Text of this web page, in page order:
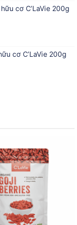
kết hợp cùng nguồn
phẩm mang lại
từ con giấm mẹ
đầy bụng và hỗ trợ
hóa năng
thể giải phóng
nhẹ nhàng, sảng
Sự bổ sung tinh
không chỉ giúp
mà còn hỗ trợ làm
cơ C’LaVie 200g
cơ C’LaVie 200g